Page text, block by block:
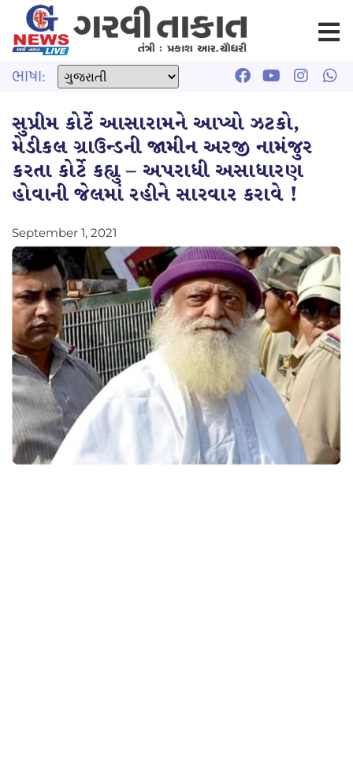
ભાષા:
સુપ્રીમ કોર્ટે આસારામને આપ્યો ઝટકો,
મેડીકલ ગ્રાઉન્ડની જામીન અરજી નામંજુર
કરતા કોર્ટે કહ્યુ – અપરાધી અસાધારણ
હોવાની જેલમાં રહીને સારવાર કરાવે !
September 1, 2021